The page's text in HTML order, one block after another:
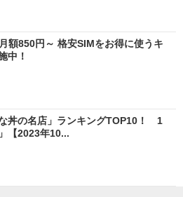
額850円～ 格安SIMをお得に使うキ
中！
な丼の名店」ランキングTOP10！ 1
【2023年10...